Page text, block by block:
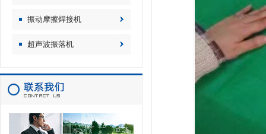
振动摩擦焊接机
超声波振落机